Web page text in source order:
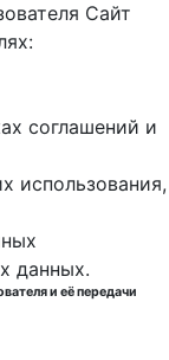
Сайт
соглашений и
использования,
данных.
и её передачи